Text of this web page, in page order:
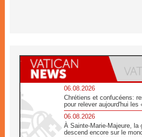
06.08.2026
Chrétiens et confucéens:
pour relever aujourd'hui les
06.08.2026
À Sainte-Marie-Majeure, la
descend encore sur le